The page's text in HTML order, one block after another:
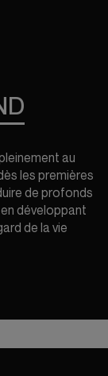
au
les premières
de profonds
développant
de la vie